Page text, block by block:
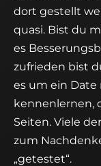
dort gestellt
quasi. Bist du
es
zufrieden bist
es um ein Date
kennenlernen,
Seiten. Viele
zum
„getestet“.